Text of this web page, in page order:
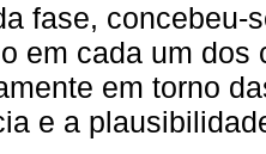
fase, concebeu-
em cada um dos
em torno
e a